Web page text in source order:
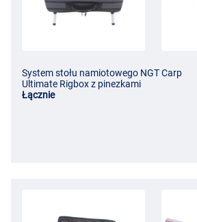
System stołu namiotowego NGT Carp
Ultimate Rigbox z pinezkami
Łącznie